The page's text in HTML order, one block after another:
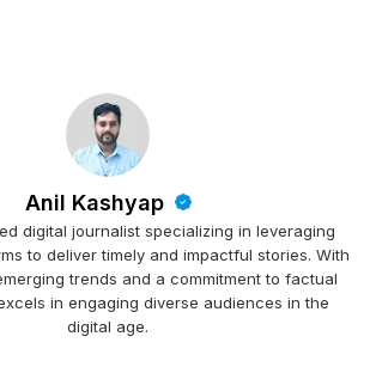
Anil Kashyap
digital journalist specializing in leveraging
to deliver timely and impactful stories. With
trends and a commitment to factual
in engaging diverse audiences in the
digital age.